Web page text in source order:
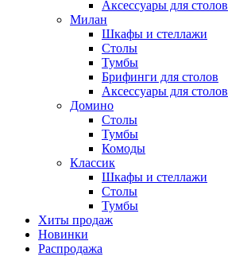
Аксессуары для столов
Милан
Шкафы и стеллажи
Столы
Тумбы
Брифинги для столов
Аксессуары для столов
Домино
Столы
Тумбы
Комоды
Классик
Шкафы и стеллажи
Столы
Тумбы
Хиты продаж
Новинки
Распродажа